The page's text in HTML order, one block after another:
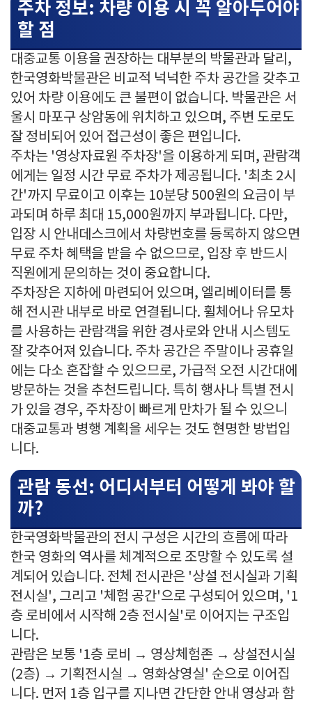
주차 정보: 차량 이용 시 꼭 알아두어야
할 점
대중교통 이용을 권장하는 대부분의 박물관과 달리,
한국영화박물관은 비교적 넉넉한 주차 공간을 갖추고
있어 차량 이용에도 큰 불편이 없습니다. 박물관은 서
울시 마포구 상암동에 위치하고 있으며, 주변 도로도
잘 정비되어 있어 접근성이 좋은 편입니다.
주차는 '영상자료원 주차장'을 이용하게 되며, 관람객
에게는 일정 시간 무료 주차가 제공됩니다. '최초 2시
간'까지 무료이고 이후는 10분당 500원의 요금이 부
과되며 하루 최대 15,000원까지 부과됩니다. 다만,
입장 시 안내데스크에서 차량번호를 등록하지 않으면
무료 주차 혜택을 받을 수 없으므로, 입장 후 반드시
직원에게 문의하는 것이 중요합니다.
주차장은 지하에 마련되어 있으며, 엘리베이터를 통
해 전시관 내부로 바로 연결됩니다. 휠체어나 유모차
를 사용하는 관람객을 위한 경사로와 안내 시스템도
잘 갖추어져 있습니다. 주차 공간은 주말이나 공휴일
에는 다소 혼잡할 수 있으므로, 가급적 오전 시간대에
방문하는 것을 추천드립니다. 특히 행사나 특별 전시
가 있을 경우, 주차장이 빠르게 만차가 될 수 있으니
대중교통과 병행 계획을 세우는 것도 현명한 방법입
니다.
관람 동선: 어디서부터 어떻게 봐야 할
까?
한국영화박물관의 전시 구성은 시간의 흐름에 따라
한국 영화의 역사를 체계적으로 조망할 수 있도록 설
계되어 있습니다. 전체 전시관은 '상설 전시실과 기획
전시실', 그리고 '체험 공간'으로 구성되어 있으며, '1
층 로비에서 시작해 2층 전시실'로 이어지는 구조입
니다.
관람은 보통 '1층 로비 → 영상체험존 → 상설전시실
(2층) → 기획전시실 → 영화상영실' 순으로 이어집
니다. 먼저 1층 입구를 지나면 간단한 안내 영상과 함